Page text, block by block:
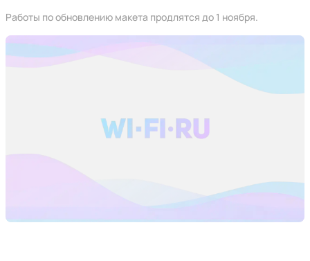
Работы по обновлению макета продлятся до 1 ноября.